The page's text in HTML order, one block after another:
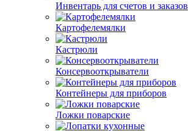
Инвентарь для счетов и заказов
Картофелемялки
Кастрюли
Консервооткрыватели
Контейнеры для приборов
Ложки поварские